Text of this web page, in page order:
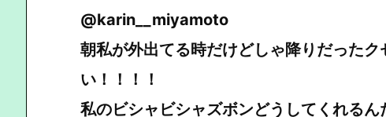
@karin__miyamoto
朝私が外出てる時だけどしゃ降りだった
い！！！！
私のビシャビシャズボンどうしてくれるん